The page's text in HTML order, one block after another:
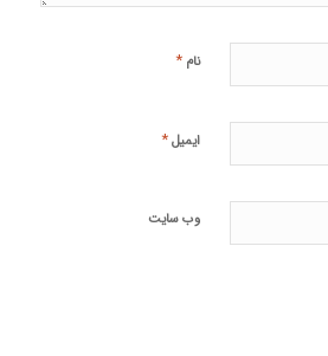
نام *
ایمیل*
وب‌ سایت